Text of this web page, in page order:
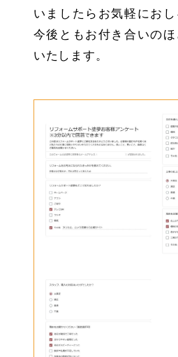
いましたらお気軽におし
今後ともお付き合いの
いたします。